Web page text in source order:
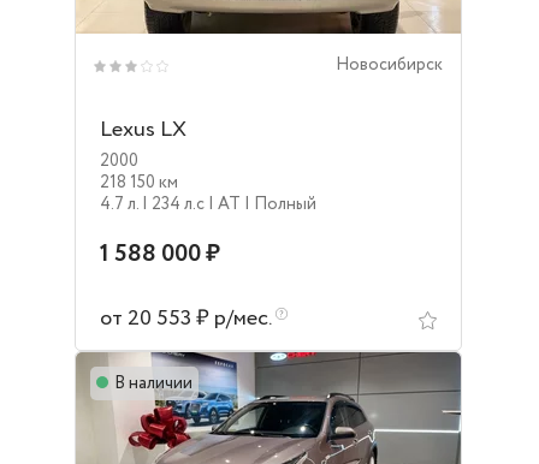
Новосибирск
Lexus LX
2000
218 150 км
4.7 л. | 234 л.c | AT | Полный
1 588 000 ₽
от 20 553 ₽ р/мес.
В наличии